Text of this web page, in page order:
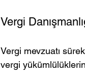
Vergi
Vergi mevzuatı
vergi